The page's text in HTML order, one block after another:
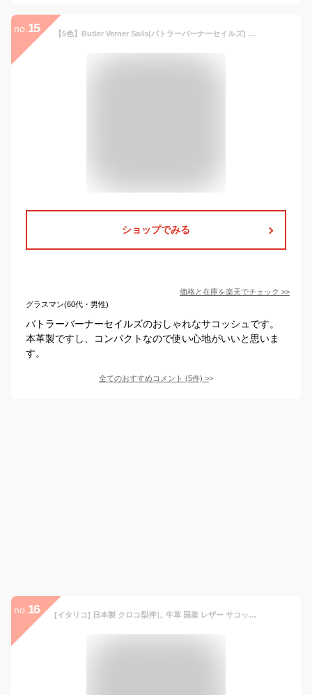
no. 15 【5色】Butler Verner Sails(バトラーバーナーセイルズ) ショルダーバッグ サコッシュ 馬革 隠しマグネット メンズ レディース 男女兼用 [JA-2522] ポシェット ミニバッグ モバイルショルダーバッグ スマホポーチ 小さめ かわいい 可愛い 斜めがけ 本革 ホース レザー 日本製
ショップでみる
価格と在庫を楽天でチェック >>
グラスマン(60代・男性)
バトラーバーナーセイルズのおしゃれなサコッシュです。
本革製ですし、コンパクトなので使い心地がいいと思いま
す。
全てのおすすめコメント (5件) >
no. 16 [イタリコ] 日本製 クロコ型押し 牛革 国産 レザー サコッシュ 斜め ショルダーバッグ レディース アイボリー